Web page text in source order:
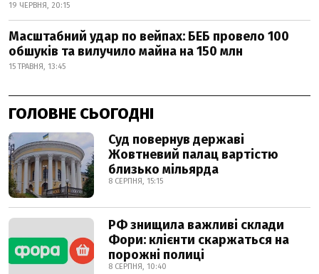
19 ЧЕРВНЯ, 20:15
Масштабний удар по вейпах: БЕБ провело 100
обшуків та вилучило майна на 150 млн
15 ТРАВНЯ, 13:45
ГОЛОВНЕ СЬОГОДНІ
Суд повернув державі
Жовтневий палац вартістю
близько мільярда
8 СЕРПНЯ, 15:15
РФ знищила важливі склади
Фори: клієнти скаржаться на
порожні полиці
8 СЕРПНЯ, 10:40